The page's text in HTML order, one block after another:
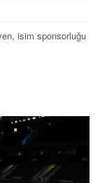
isim sponsorluğu